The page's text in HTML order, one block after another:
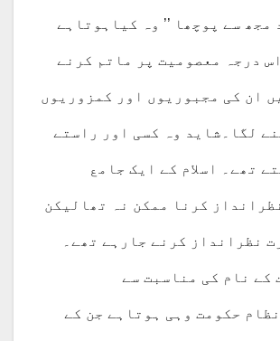
مجھ سے پوچھا ’’ وہ کیاہوتاہے
اس درجہ معصومیت پر ماتم کرنے
ان کی مجبوریوں اور کمزوریوں
لگا۔شاید وہ کسی اور راستے
تھے۔ اسلام کے ایک جامع
کرنا ممکن نہ تھالیکن
نظرانداز کرنے جارہے تھے۔
کے نام کی مناسبت سے
نظام حکومت وہی ہوتاہے جن کے